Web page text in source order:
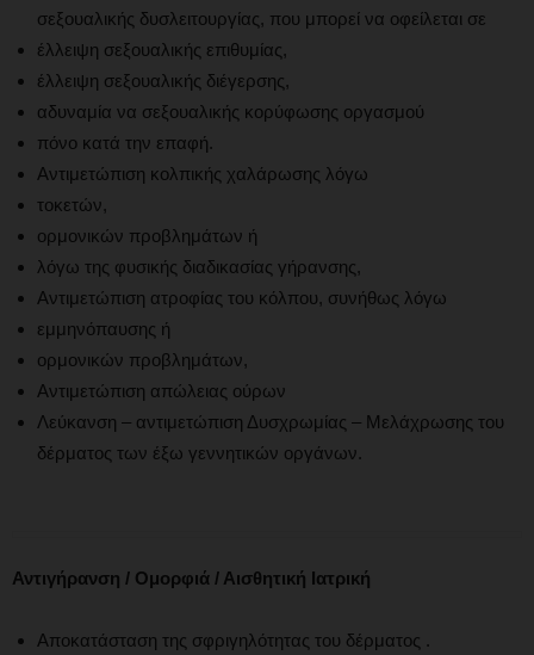
σεξουαλικής δυσλειτουργίας, που μπορεί να οφείλεται σε
έλλειψη σεξουαλικής επιθυμίας,
έλλειψη σεξουαλικής διέγερσης,
αδυναμία να σεξουαλικής κορύφωσης οργασμού
πόνο κατά την επαφή.
Αντιμετώπιση κολπικής χαλάρωσης λόγω
τοκετών,
ορμονικών προβλημάτων ή
λόγω της φυσικής διαδικασίας γήρανσης,
Αντιμετώπιση ατροφίας του κόλπου, συνήθως λόγω
εμμηνόπαυσης ή
ορμονικών προβλημάτων,
Αντιμετώπιση απώλειας ούρων
Λεύκανση – αντιμετώπιση Δυσχρωμίας – Μελάχρωσης του
δέρματος των έξω γεννητικών οργάνων.
Αντιγήρανση / Ομορφιά / Αισθητική Ιατρική
Αποκατάσταση της σφριγηλότητας του δέρματος .